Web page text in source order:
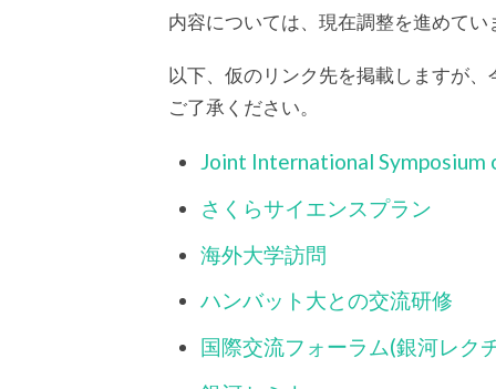
内容については、現在調整を進めてい
以下、仮のリンク先を掲載しますが
ご了承ください。
Joint International Symposium
さくらサイエンスプラン
海外大学訪問
ハンバット大との交流研修
国際交流フォーラム(銀河レク